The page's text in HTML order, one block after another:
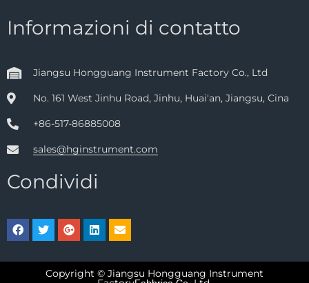
Informazioni di contatto
Jiangsu Hongguang Instrument Factory Co., Ltd
No. 161 West Jinhu Road, Jinhu, Huai'an, Jiangsu, Cina
+86-517-86885008
sales@hginstrument.com
Condividi
Copyright © Jiangsu Hongguang Instrument